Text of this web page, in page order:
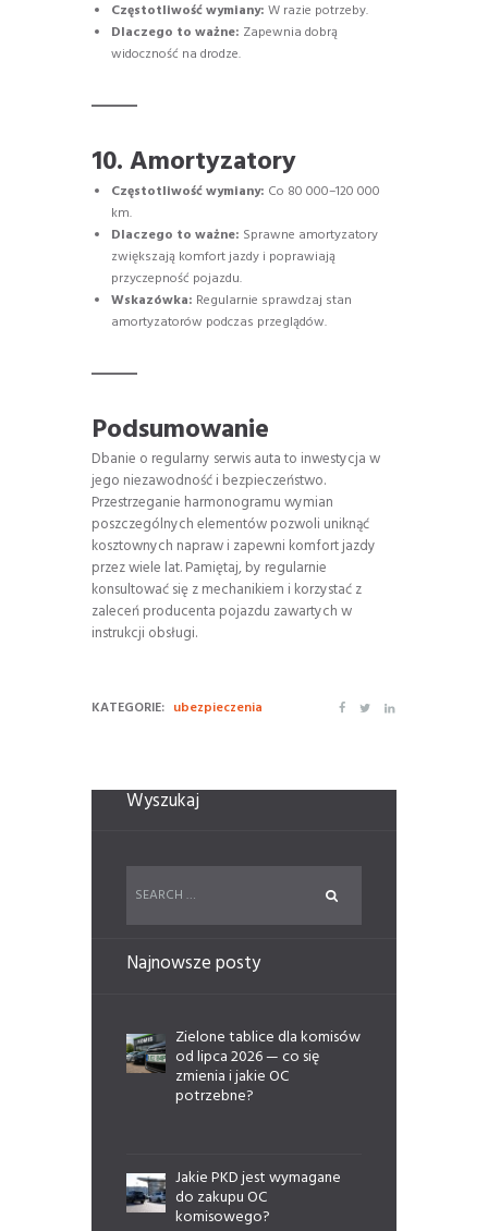
Częstotliwość wymiany: W razie potrzeby.
Dlaczego to ważne: Zapewnia dobrą
widoczność na drodze.
10. Amortyzatory
Częstotliwość wymiany: Co 80 000–120 000
km.
Dlaczego to ważne: Sprawne amortyzatory
zwiększają komfort jazdy i poprawiają
przyczepność pojazdu.
Wskazówka: Regularnie sprawdzaj stan
amortyzatorów podczas przeglądów.
Podsumowanie
Dbanie o regularny serwis auta to inwestycja w
jego niezawodność i bezpieczeństwo.
Przestrzeganie harmonogramu wymian
poszczególnych elementów pozwoli uniknąć
kosztownych napraw i zapewni komfort jazdy
przez wiele lat. Pamiętaj, by regularnie
konsultować się z mechanikiem i korzystać z
zaleceń producenta pojazdu zawartych w
instrukcji obsługi.
KATEGORIE: ubezpieczenia
Wyszukaj
Najnowsze posty
Zielone tablice dla komisów
od lipca 2026 — co się
zmienia i jakie OC
potrzebne?
Jakie PKD jest wymagane
do zakupu OC
komisowego?